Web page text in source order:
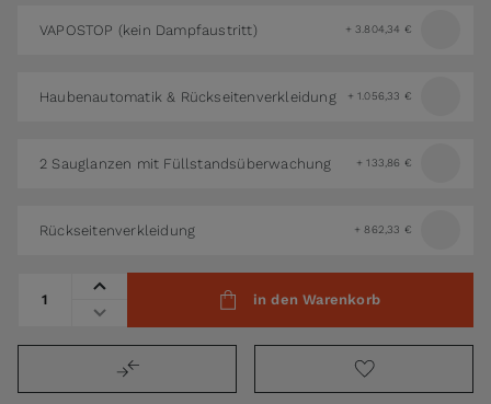
VAPOSTOP (kein Dampfaustritt) + 3.804,34 €
Haubenautomatik & Rückseitenverkleidung + 1.056,33 €
2 Sauglanzen mit Füllstandsüberwachung + 133,86 €
Rückseitenverkleidung + 862,33 €
in den Warenkorb